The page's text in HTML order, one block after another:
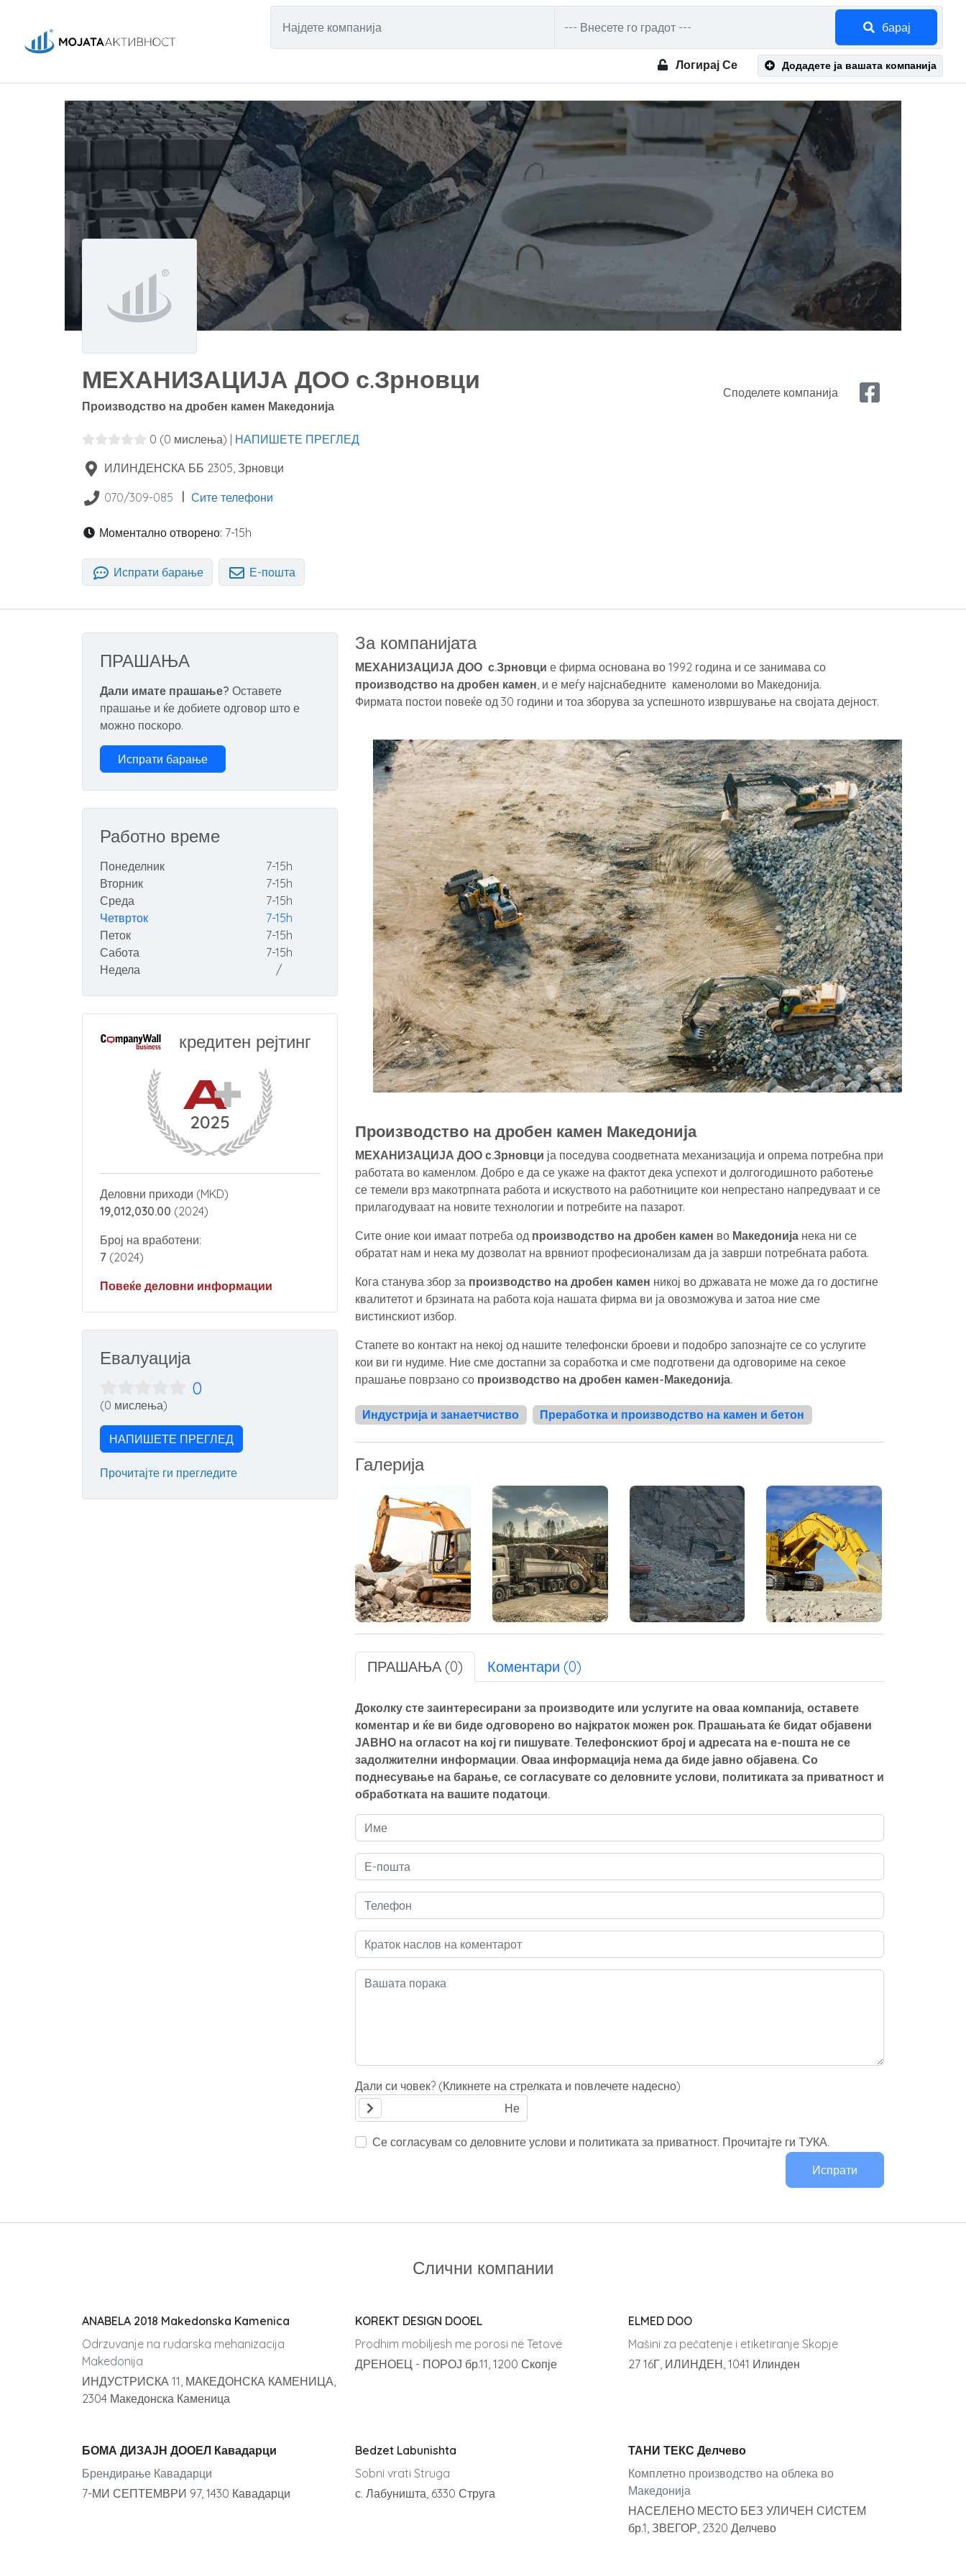
барај
Логирај Се Додадете ја вашата компанија
МЕХАНИЗАЦИЈА ДОО с.Зрновци
Производство на дробен камен Македонија
Споделете компанија
0 (0 мислења)
НАПИШЕТЕ ПРЕГЛЕД
ИЛИНДЕНСКА ББ 2305, Зрновци
070/309-085 Сите телефони
Моментално отворено: 7-15h
Испрати барање Е-пошта
ПРАШАЊА
Дали имате прашање? Оставете
прашање и ќе добиете одговор што е
можно поскоро.
Испрати барање
Работно време
Понеделник
7-15h
Вторник
7-15h
Среда
7-15h
Четврток
7-15h
Петок
7-15h
Сабота
7-15h
Недела
/
кредитен рејтинг
2025
Деловни приходи (MKD)
19,012,030.00 (2024)
Број на вработени:
7 (2024)
Повеќе деловни информации
Евалуација
0
(0 мислења)
НАПИШЕТЕ ПРЕГЛЕД
Прочитајте ги прегледите
За компанијата
МЕХАНИЗАЦИЈА ДОО с.Зрновци е фирма основана во 1992 година и се занимава со
производство на дробен камен, и е меѓу најснабедните каменоломи во Македонија.
Фирмата постои повеќе од 30 години и тоа зборува за успешното извршување на својата дејност.
Производство на дробен камен Македонија
МЕХАНИЗАЦИЈА ДОО с.Зрновци ја поседува соодветната механизација и опрема потребна при
работата во каменлом. Добро е да се укаже на фактот дека успехот и долгогодишното работење
се темели врз макотрпната работа и искуството на работниците кои непрестано напредуваат и се
прилагодуваат на новите технологии и потребите на пазарот.
Сите оние кои имаат потреба од производство на дробен камен во Македонија нека ни се
обратат нам и нека му дозволат на врвниот професионализам да ја заврши потребната работа.
Кога станува збор за производство на дробен камен никој во државата не може да го достигне
квалитетот и брзината на работа која нашата фирма ви ја овозможува и затоа ние сме
вистинскиот избор.
Стапете во контакт на некој од нашите телефонски броеви и подобро запознајте се со услугите
кои ви ги нудиме. Ние сме достапни за соработка и сме подготвени да одговориме на секое
прашање поврзано со производство на дробен камен-Македонија.
Индустрија и занаетчиство Преработка и производство на камен и бетон
Галерија
ПРАШАЊА (0) Коментари (0)
Доколку сте заинтересирани за производите или услугите на оваа компанија, оставете
коментар и ќе ви биде одговорено во најкраток можен рок. Прашањата ќе бидат објавени
ЈАВНО на огласот на кој ги пишувате. Телефонскиот број и адресата на е-пошта не се
задолжителни информации. Оваа информација нема да биде јавно објавена. Со
поднесување на барање, се согласувате со деловните услови, политиката за приватност и
обработката на вашите податоци.
Дали си човек? (Кликнете на стрелката и повлечете надесно)
Се согласувам со деловните услови и политиката за приватност. Прочитајте ги ТУКА.
Испрати
Слични компании
ANABELA 2018 Makedonska Kamenica
Odrzuvanje na rudarska mehanizacija
Makedonija
ИНДУСТРИСКА 11, МАКЕДОНСКА КАМЕНИЦА,
2304 Македонска Каменица
KOREKT DESIGN DOOEL
Prodhim mobiljesh me porosi në Tetovë
ДРЕНОЕЦ - ПОРОЈ бр.11, 1200 Скопје
ELMED DOO
Mašini za pečatenje i etiketiranje Skopje
27 16Г, ИЛИНДЕН, 1041 Илинден
БОМА ДИЗАЈН ДООЕЛ Кавадарци
Брендирање Кавадарци
7-МИ СЕПТЕМВРИ 97, 1430 Кавадарци
Bedzet Labunishta
Sobni vrati Struga
с. Лабуништа, 6330 Струга
ТАНИ ТЕКС Делчево
Комплетно производство на облека во
Македонија
НАСЕЛЕНО МЕСТО БЕЗ УЛИЧЕН СИСТЕМ
бр.1, ЗВЕГОР, 2320 Делчево